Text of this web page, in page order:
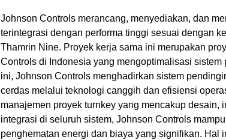
Johnson Controls merancang, menyediakan, dan
terintegrasi dengan performa tinggi sesuai dengan
Thamrin Nine. Proyek kerja sama ini merupakan
Controls di Indonesia yang mengoptimalisasi sistem
ini, Johnson Controls menghadirkan sistem
cerdas melalui teknologi canggih dan efisiensi
manajemen proyek turnkey yang mencakup desain,
integrasi di seluruh sistem, Johnson Controls
penghematan energi dan biaya yang signifikan. Hal